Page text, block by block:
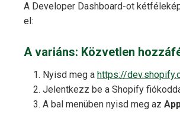
A Developer Dashboard-ot
el:
A variáns: Közvetlen
Nyisd meg a https://
Jelentkezz be a Shopify
A bal menüben nyisd meg az